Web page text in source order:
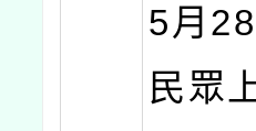
5月
民眾